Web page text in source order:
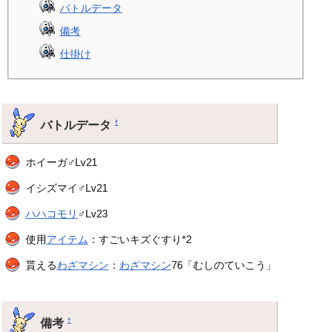
バトルデータ
備考
仕掛け
バトルデータ†
ホイーガ♂Lv21
イシズマイ♂Lv21
ハハコモリ ♂Lv23
使用アイテム ：すごいキズぐすり*2
貰えるわざマシン ： わざマシン76「むしのていこう」
備考†